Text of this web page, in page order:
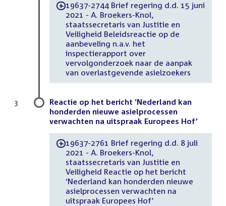
-19637-2744 Brief regering d.d. 15 juni
2021 - A. Broekers-Knol,
staatssecretaris van Justitie en
Veiligheid Beleidsreactie op de
aanbeveling n.a.v. het
inspectierapport over
vervolgonderzoek naar de aanpak
van overlastgevende asielzoekers
Reactie op het bericht ‘Nederland kan
honderden nieuwe asielprocessen
verwachten na uitspraak Europees Hof’
-19637-2761 Brief regering d.d. 8 juli
2021 - A. Broekers-Knol,
staatssecretaris van Justitie en
Veiligheid Reactie op het bericht
‘Nederland kan honderden nieuwe
asielprocessen verwachten na
uitspraak Europees Hof’
3